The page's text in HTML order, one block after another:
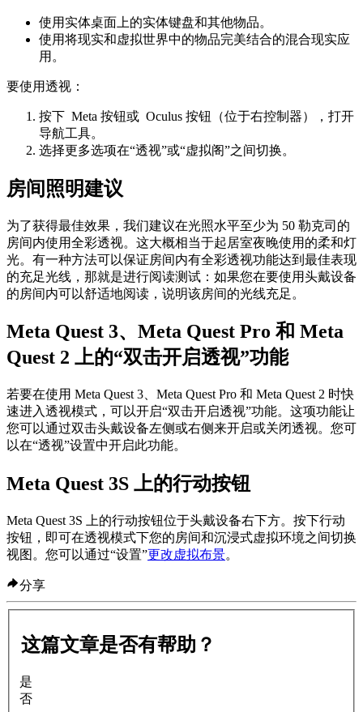
使用实体桌面上的实体键盘和其他物品。
使用将现实和虚拟世界中的物品完美结合的混合现实应
用。
要使用透视 ：
按下 Meta 按钮或 Oculus 按钮
（位于右控制器），打开
导航工具。
选择更多选项在“透视”或“虚拟阁”之间切换。
房间照明建议
为了获得最佳效果，我们建议在光照水平至少为 50 勒克司的
房间内使用全彩透视。这大概相当于起居室夜晚使用的柔和灯
光。有一种方法可以保证房间内有全彩透视功能达到最佳表现
的充足光线，那就是进行阅读测试：如果您在要使用头戴设备
的房间内可以舒适地阅读，说明该房间的光线充足。
Meta Quest 3、Meta Quest Pro 和 Meta
Quest 2 上的“双击开启透视”功能
若要在使用 Meta Quest 3、Meta Quest Pro 和 Meta Quest 2 时快
速进入透视模式，可以开启“双击开启透视”功能。这项功能让
您可以通过双击头戴设备左侧或右侧来开启或关闭透视。您可
以在“透视”设置中开启此功能。
Meta Quest 3S 上的行动按钮
Meta Quest 3S 上的行动按钮位于头戴设备右下方。按下行动
按钮，即可在透视模式下您的房间和沉浸式虚拟环境之间切换
视图。您可以通过“设置”更改虚拟布景。
分享
这篇文章是否有帮助？
是
否